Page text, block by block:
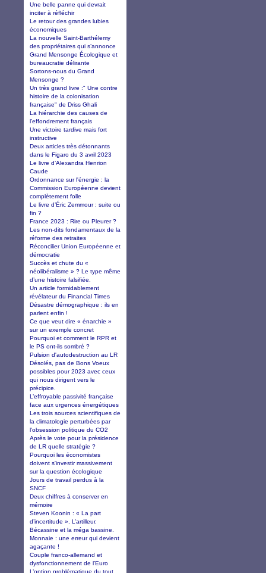
Une belle panne qui devrait
inciter à réfléchir
Le retour des grandes lubies
économiques
La nouvelle Saint-Barthélemy
des propriétaires qui s’annonce
Grand Mensonge Écologique et
bureaucratie délirante
Sortons-nous du Grand
Mensonge ?
Un très grand livre :" Une contre
histoire de la colonisation
française" de Driss Ghali
La hiérarchie des causes de
l’effondrement français
Une victoire tardive mais fort
instructive
Deux articles très détonnants
dans le Figaro du 3 avril 2023
Le livre d’Alexandra Henrion
Caude
Ordonnance sur l'énergie : la
Commission Européenne devient
complètement folle
Le livre d’Éric Zemmour : suite ou
fin ?
France 2023 : Rire ou Pleurer ?
Les non-dits fondamentaux de la
réforme des retraites
Réconcilier Union Européenne et
démocratie
Succès et chute du «
néolibéralisme » ? Le type même
d’une histoire falsifiée.
Un article formidablement
révélateur du Financial Times
Désastre démographique : ils en
parlent enfin !
Ce que veut dire « énarchie »
sur un exemple concret
Pourquoi et comment le RPR et
le PS ont-ils sombré ?
Pulsion d'autodestruction au LR
Désolés, pas de Bons Voeux
possibles pour 2023 avec ceux
qui nous dirigent vers le
précipice.
L’effroyable passivité française
face aux urgences énergétiques
Les trois sources scientifiques de
la climatologie perturbées par
l'obsession politique du CO2
Après le vote pour la présidence
de LR quelle stratégie ?
Pourquoi les économistes
doivent s'investir massivement
sur la question écologique
Jours de travail perdus à la
SNCF
Deux chiffres à conserver en
mémoire
Steven Koonin : « La part
d’incertitude ». L’artilleur.
Bécassine et la méga bassine.
Monnaie : une erreur qui devient
agaçante !
Couple franco-allemand et
dysfonctionnement de l’Euro
L’option problématique du tout